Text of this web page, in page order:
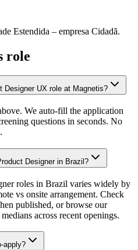
Estendida – empresa Cidadã.
role
Designer UX role at Magnetis?
We auto-fill the application
questions in seconds. No
Designer in Brazil?
roles in Brazil varies widely by
vs onsite arrangement. Check
published, or browse our
across recent openings.
apply?